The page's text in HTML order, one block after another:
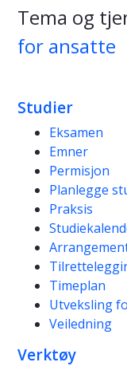
Tema og
for ansatte
Studier
Eksamen
Emner
Permisjon
Planlegge
Praksis
Timeplan
Utveksling
Veiledning
Verktøy